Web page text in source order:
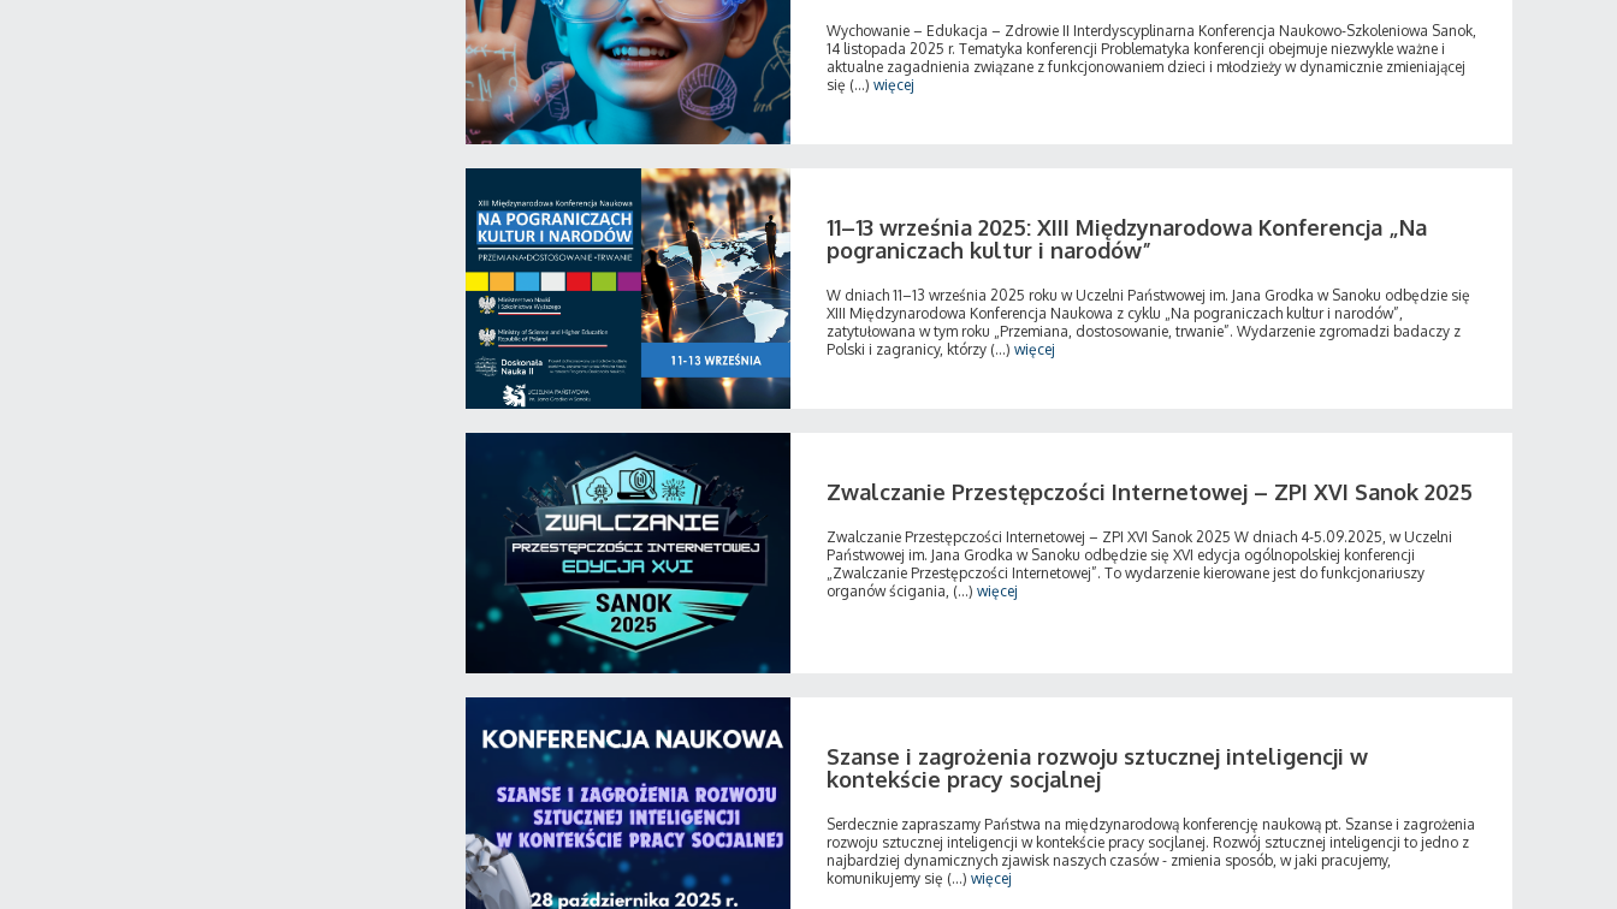
Wychowanie – Edukacja – Zdrowie II Interdyscyplinarna Konferencja Naukowo-Szkoleniowa Sanok,
14 listopada 2025 r. Tematyka konferencji Problematyka konferencji obejmuje niezwykle ważne i
aktualne zagadnienia związane z funkcjonowaniem dzieci i młodzieży w dynamicznie zmieniającej
się (...) więcej
11–13 września 2025: XIII Międzynarodowa Konferencja „Na
pograniczach kultur i narodów”
W dniach 11–13 września 2025 roku w Uczelni Państwowej im. Jana Grodka w Sanoku odbędzie się
XIII Międzynarodowa Konferencja Naukowa z cyklu „Na pograniczach kultur i narodów”,
zatytułowana w tym roku „Przemiana, dostosowanie, trwanie”. Wydarzenie zgromadzi badaczy z
Polski i zagranicy, którzy (...) więcej
Zwalczanie Przestępczości Internetowej – ZPI XVI Sanok 2025
Zwalczanie Przestępczości Internetowej – ZPI XVI Sanok 2025 W dniach 4-5.09.2025, w Uczelni
Państwowej im. Jana Grodka w Sanoku odbędzie się XVI edycja ogólnopolskiej konferencji
„Zwalczanie Przestępczości Internetowej”. To wydarzenie kierowane jest do funkcjonariuszy
organów ścigania, (...) więcej
Szanse i zagrożenia rozwoju sztucznej inteligencji w
kontekście pracy socjalnej
Serdecznie zapraszamy Państwa na międzynarodową konferencję naukową pt. Szanse i zagrożenia
rozwoju sztucznej inteligencji w kontekście pracy socjlanej. Rozwój sztucznej inteligencji to jedno z
najbardziej dynamicznych zjawisk naszych czasów - zmienia sposób, w jaki pracujemy,
komunikujemy się (...) więcej